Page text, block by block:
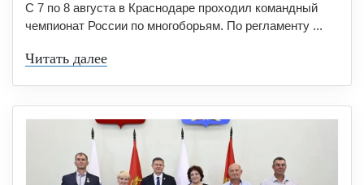
С 7 по 8 августа в Краснодаре проходил командный
чемпионат России по многоборьям. По регламенту ...
Читать далее